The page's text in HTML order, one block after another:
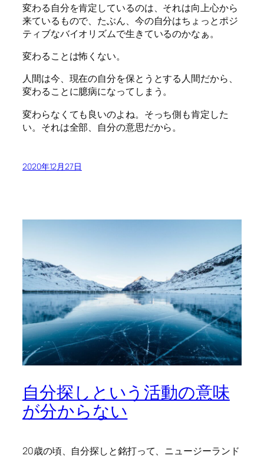
変わる自分を肯定しているのは、それは向上心から
来ているもので、たぶん、今の自分はちょっとポジ
ティブなバイオリズムで生きているのかなぁ。
変わることは怖くない。
人間は今、現在の自分を保とうとする人間だから、
変わることに臆病になってしまう。
変わらなくても良いのよね。そっち側も肯定した
い。それは全部、自分の意思だから。
2020年12月27日
自分探しという活動の意味
が分からない
20歳の頃、自分探しと銘打って、ニュージーランド